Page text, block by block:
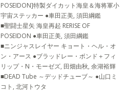
POSEIDON]特製ダイカット海皇＆海将軍小
宇宙ステッカー ●車田正美, 須田綱鑑
■聖闘士星矢 海皇再起 RERISE OF
POSEIDON ●車田正美, 須田綱鑑
■ニンジャスレイヤー キョート・ヘル・オ
ン・アース ●ブラッドレー・ボンド＋フィ
リップ・N・モーゼズ, 田畑由秋, 余湖裕輝
■DEAD Tube ～デッドチューブ～ ●山口ミ
コト, 北河トウタ